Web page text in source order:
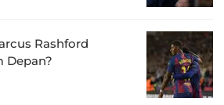
Rashford
Depan?